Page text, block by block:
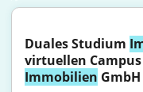
Duales Studium
virtuellen
Immobilien GmbH